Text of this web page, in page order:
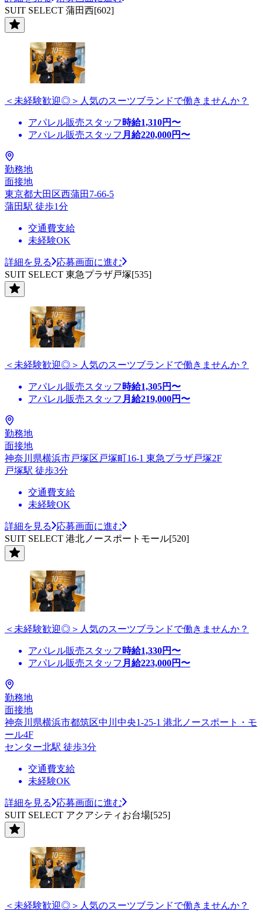
SUIT SELECT 蒲田西[602]
＜未経験歓迎◎＞人気のスーツブランドで働きませんか？
アパレル販売スタッフ 時給1,310円〜
アパレル販売スタッフ 月給220,000円〜
勤務地
面接地
東京都大田区西蒲田7-66-5
蒲田駅 徒歩1分
交通費支給
未経験OK
詳細を見る
応募画面に進む
SUIT SELECT 東急プラザ戸塚[535]
＜未経験歓迎◎＞人気のスーツブランドで働きませんか？
アパレル販売スタッフ 時給1,305円〜
アパレル販売スタッフ 月給219,000円〜
勤務地
面接地
神奈川県横浜市戸塚区戸塚町16-1 東急プラザ戸塚2F
戸塚駅 徒歩3分
交通費支給
未経験OK
詳細を見る
応募画面に進む
SUIT SELECT 港北ノースポートモール[520]
＜未経験歓迎◎＞人気のスーツブランドで働きませんか？
アパレル販売スタッフ 時給1,330円〜
アパレル販売スタッフ 月給223,000円〜
勤務地
面接地
神奈川県横浜市都筑区中川中央1-25-1 港北ノースポート・モ
ール4F
センター北駅 徒歩3分
交通費支給
未経験OK
詳細を見る
応募画面に進む
SUIT SELECT アクアシティお台場[525]
＜未経験歓迎◎＞人気のスーツブランドで働きませんか？